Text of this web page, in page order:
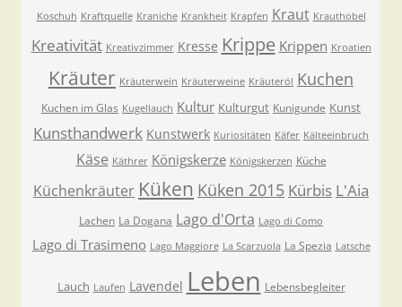
Koschuh Kraftquelle Kraniche Krankheit Krapfen Kraut Krauthobel
Kreativität Kreativzimmer Kresse Krippe Krippen Kroatien
Kräuter Kräuterwein Kräuterweine Kräuteröl Kuchen
Kuchen im Glas Kugellauch Kultur Kulturgut Kunigunde Kunst
Kunsthandwerk Kunstwerk Kuriositäten Käfer Kälteeinbruch
Käse Käthrer Königskerze Königskerzen Küche
Küchenkräuter Küken Küken 2015 Kürbis L'Aia
Lachen La Dogana Lago d'Orta Lago di Como
Lago di Trasimeno Lago Maggiore La Scarzuola La Spezia Latsche
Lauch Laufen Lavendel Leben Lebensbegleiter